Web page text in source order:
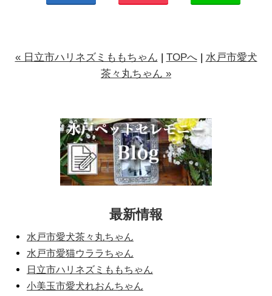
« 日立市ハリネズミももちゃん TOPへ| 水戸市愛犬
茶々丸ちゃん »
最新情報
水戸市愛犬茶々丸ちゃん
水戸市愛猫ウララちゃん
日立市ハリネズミももちゃん
小美玉市愛犬れおんちゃん